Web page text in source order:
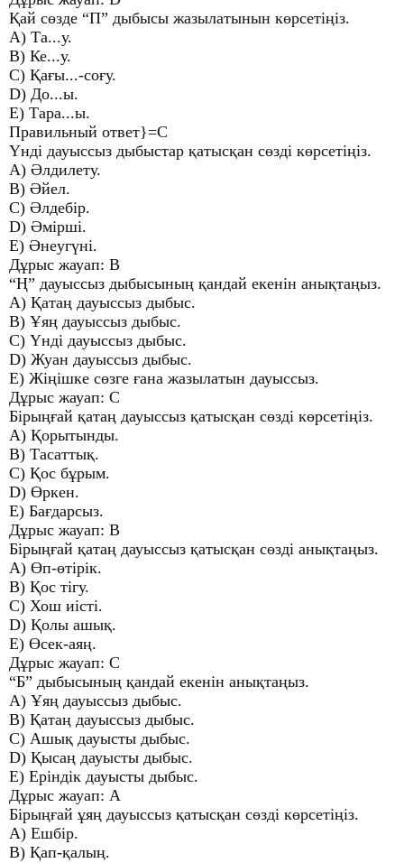
Қай сөзде “П” дыбысы жазылатынын көрсетіңіз.
A) Та...у.
B) Ке...у.
C) Қағы...-соғу.
D) До...ы.
E) Тара...ы.
Правильный ответ}=C
Үнді дауыссыз дыбыстар қатысқан сөзді көрсетіңіз.
A) Әлдилету.
B) Әйел.
C) Әлдебір.
D) Әмірші.
E) Әнеугүні.
Дұрыс жауап: B
“Ң” дауыссыз дыбысының қандай екенін анықтаңыз.
A) Қатаң дауыссыз дыбыс.
B) Ұяң дауыссыз дыбыс.
C) Үнді дауыссыз дыбыс.
D) Жуан дауыссыз дыбыс.
E) Жіңішке сөзге ғана жазылатын дауыссыз.
Дұрыс жауап: C
Бірыңғай қатаң дауыссыз қатысқан сөзді көрсетіңіз.
A) Қорытынды.
B) Тасаттық.
C) Қос бұрым.
D) Өркен.
E) Бағдарсыз.
Дұрыс жауап: B
Бірыңғай қатаң дауыссыз қатысқан сөзді анықтаңыз.
A) Өп-өтірік.
B) Қос тігу.
C) Хош иісті.
D) Қолы ашық.
E) Өсек-аяң.
Дұрыс жауап: C
“Б” дыбысының қандай екенін анықтаңыз.
A) Ұяң дауыссыз дыбыс.
B) Қатаң дауыссыз дыбыс.
C) Ашық дауысты дыбыс.
D) Қысаң дауысты дыбыс.
E) Еріндік дауысты дыбыс.
Дұрыс жауап: А
Бірыңғай ұяң дауыссыз қатысқан сөзді көрсетіңіз.
A) Ешбір.
B) Қап-қалың.